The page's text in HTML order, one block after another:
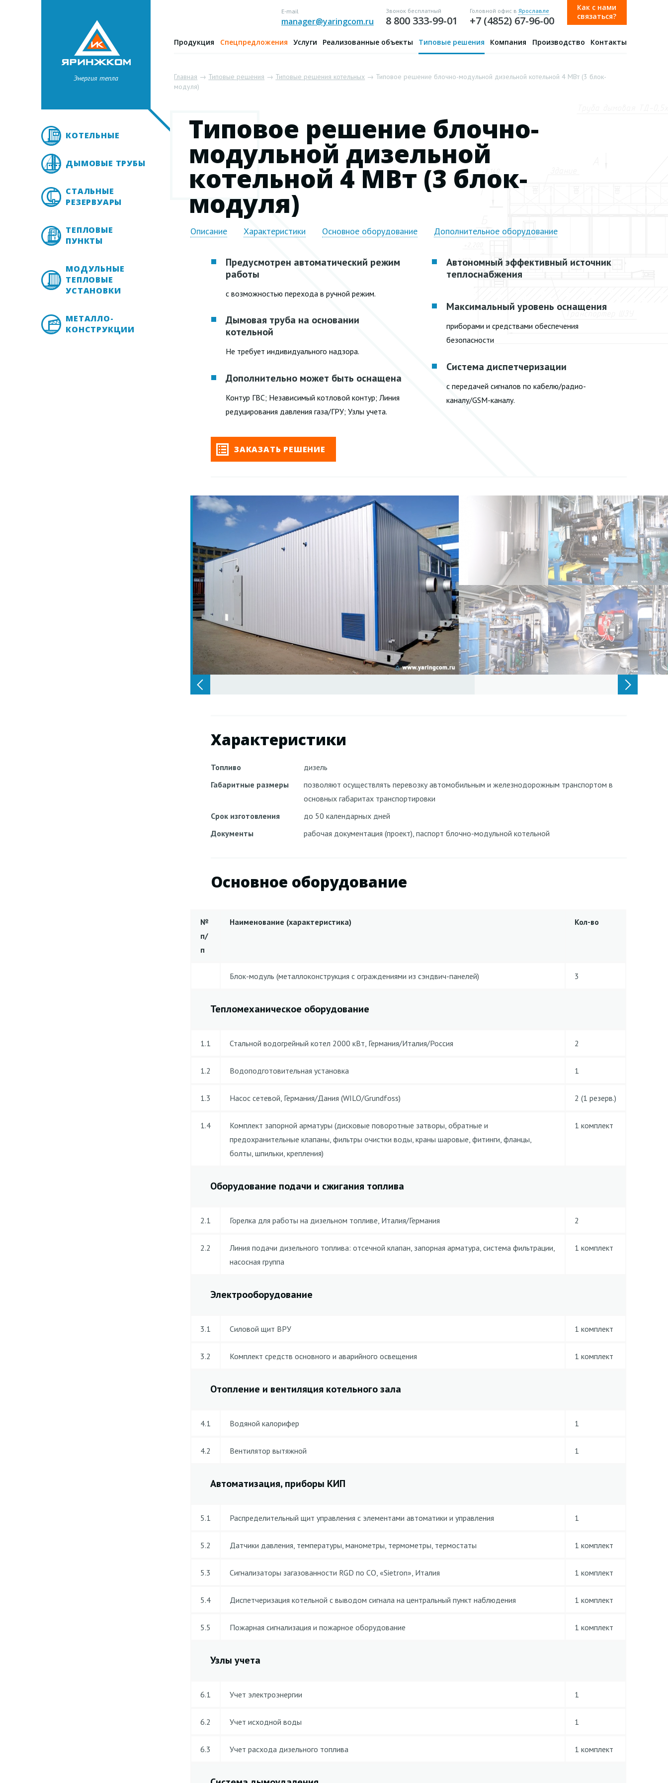
Энергия тепла
E-mail
manager@yaringcom.ru
Звонок бесплатный
8 800 333-99-01
Головной офис в Ярославле
+7 (4852) 67-96-00
Как с нами
связаться?
Продукция Спецпредложения Услуги Реализованные объекты Типовые решения Компания Производство Контакты
КОТЕЛЬНЫЕ
ДЫМОВЫЕ ТРУБЫ
СТАЛЬНЫЕ
РЕЗЕРВУАРЫ
ТЕПЛОВЫЕ
ПУНКТЫ
МОДУЛЬНЫЕ
ТЕПЛОВЫЕ
УСТАНОВКИ
МЕТАЛЛО-
КОНСТРУКЦИИ
Главная → Типовые решения → Типовые решения котельных → Типовое решение блочно-модульной дизельной котельной 4 МВт (3 блок-
модуля)
Типовое решение блочно-
модульной дизельной
котельной 4 МВт (3 блок-
модуля)
Описание Характеристики Основное оборудование Дополнительное оборудование
Предусмотрен автоматический режим
работы
с возможностью перехода в ручной режим.
Дымовая труба на основании
котельной
Не требует индивидуального надзора.
Дополнительно может быть оснащена
Контур ГВС; Независимый котловой контур; Линия
редуцирования давления газа/ГРУ; Узлы учета.
Автономный эффективный источник
теплоснабжения
Максимальный уровень оснащения
приборами и средствами обеспечения
безопасности
Система диспетчеризации
с передачей сигналов по кабелю/радио-
каналу/GSM-каналу.
ЗАКАЗАТЬ РЕШЕНИЕ
Характеристики
Топливо
дизель
Габаритные размеры
позволяют осуществлять перевозку автомобильным и железнодорожным транспортом в
основных габаритах транспортировки
Срок изготовления
до 50 календарных дней
Документы
рабочая документация (проект), паспорт блочно-модульной котельной
Основное оборудование
№
п/
п
Наименование (характеристика) Кол-во
Блок-модуль (металлоконструкция с ограждениями из сэндвич-панелей) 3
Тепломеханическое оборудование
1.1 Стальной водогрейный котел 2000 кВт, Германия/Италия/Россия 2
1.2 Водоподготовительная установка 1
1.3 Насос сетевой, Германия/Дания (WILO/Grundfoss) 2 (1 резерв.)
1.4
Комплект запорной арматуры (дисковые поворотные затворы, обратные и
предохранительные клапаны, фильтры очистки воды, краны шаровые, фитинги, фланцы,
болты, шпильки, крепления)
1 комплект
Оборудование подачи и сжигания топлива
2.1 Горелка для работы на дизельном топливе, Италия/Германия 2
2.2
Линия подачи дизельного топлива: отсечной клапан, запорная арматура, система фильтрации,
насосная группа
1 комплект
Электрооборудование
3.1 Силовой щит ВРУ 1 комплект
3.2 Комплект средств основного и аварийного освещения 1 комплект
Отопление и вентиляция котельного зала
4.1 Водяной калорифер 1
4.2 Вентилятор вытяжной 1
Автоматизация, приборы КИП
5.1 Распределительный щит управления с элементами автоматики и управления 1
5.2 Датчики давления, температуры, манометры, термометры, термостаты 1 комплект
5.3 Сигнализаторы загазованности RGD по CO, «Sietron», Италия 1 комплект
5.4 Диспетчеризация котельной с выводом сигнала на центральный пункт наблюдения 1 комплект
5.5 Пожарная сигнализация и пожарное оборудование 1 комплект
Узлы учета
6.1 Учет электроэнергии 1
6.2 Учет исходной воды 1
6.3 Учет расхода дизельного топлива 1 комплект